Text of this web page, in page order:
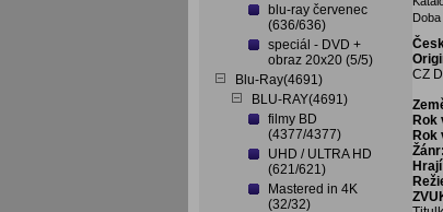
blu-ray červenec
(636/636)
speciál - DVD +
obraz 20x20 (5/5)
Blu-Ray(4691)
BLU-RAY(4691)
filmy BD
(4377/4377)
UHD / ULTRA HD
(621/621)
Mastered in 4K
(32/32)
CZ
Rok
Rok
Žánr: